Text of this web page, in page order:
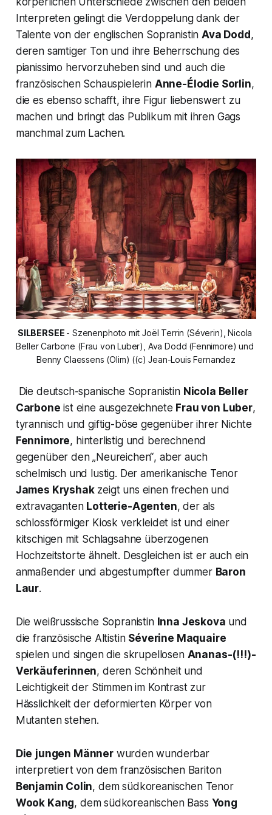
Interpreten gelingt die Verdoppelung dank der
Talente von der englischen SopranistinAva Dodd,
deren samtiger Ton und ihre Beherrschung des
pianissimo hervorzuheben sind und auch die
französischen Schauspielerin Anne-Élodie Sorlin,
die es ebenso schafft, ihre Figur liebenswert zu
machen und bringt das Publikum mit ihren Gags
manchmal zum Lachen.
SILBERSEE - Szenenphoto mit Joël Terrin (Séverin), Nicola
Beller Carbone (Frau von Luber), Ava Dodd (Fennimore) und
Benny Claessens (Olim) ((c) Jean-Louis Fernandez
Die deutsch-spanische Sopranistin Nicola Beller
Carbone ist eine ausgezeichnete Frau von Luber,
tyrannisch und giftig-böse gegenüber ihrer Nichte
Fennimore, hinterlistig und berechnend
gegenüber den„Neureichen“, aber auch
schelmisch und lustig. Der amerikanische Tenor
James Kryshakzeigt uns einen frechen und
extravaganten Lotterie-Agenten, der als
schlossförmiger Kiosk verkleidet ist und einer
kitschigen mit Schlagsahne überzogenen
Hochzeitstorte ähnelt. Desgleichen ist er auch ein
anmaßender und abgestumpfter dummer Baron
Laur.
Die weißrussische Sopranistin Inna Jeskova und
die französische Altistin Séverine Maquaire
spielen und singen die skrupellosen Ananas-(!!!)-
Verkäuferinnen, deren Schönheit und
Leichtigkeit der Stimmen im Kontrast zur
Hässlichkeit der deformierten Körper von
Mutanten stehen.
Die jungen Männerwurden wunderbar
interpretiert von dem französischen Bariton
Benjamin Colin, dem südkoreanischen Tenor
Wook Kang, dem südkoreanischen Bass Yong